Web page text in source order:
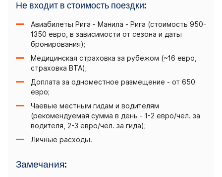
Не входит в стоимость поездки:
Авиабилеты Рига - Манила - Рига (стоимость 950-
1350 евро, в зависимости от сезона и даты
бронирования);
Медицинская страховка за рубежом (~16 евро,
страховка BTA);
Доплата за одноместное размещение - от 650
евро;
Чаевые местным гидам и водителям
(рекомендуемая сумма в день - 1-2 евро/чел. за
водителя, 2-3 евро/чел. за гида);
Личные расходы.
Замечания: